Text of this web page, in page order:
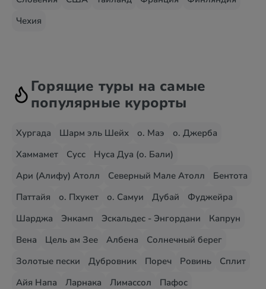
Чехия
Горящие туры на самые
популярные курорты
Хургада Шарм эль Шейх о. Маэ
о. Джерба
Хаммамет
Сусс
Нуса Дуа (о. Бали)
Ари (Алифу) Атолл
Северный Мале Атолл
Бентота
Паттайя
о. Пхукет о. Самуи Дубай
Фуджейра
Шарджа
Энкамп Эскальдес - Энгордани
Капрун
Вена
Цель ам Зее Албена
Солнечный берег
Золотые пески
Дубровник Пореч Ровинь
Сплит
Айя Напа
Ларнака Лимассол
Пафос